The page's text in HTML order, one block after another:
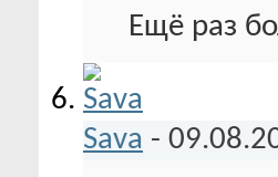
Ещё раз
Sava -